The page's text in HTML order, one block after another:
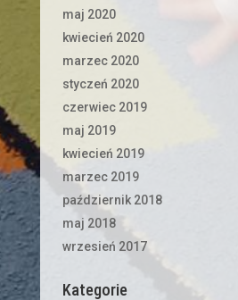
maj 2020
kwiecień 2020
marzec 2020
styczeń 2020
czerwiec 2019
maj 2019
kwiecień 2019
marzec 2019
październik 2018
maj 2018
wrzesień 2017
Kategorie